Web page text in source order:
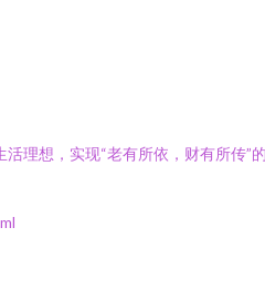
理想，实现“老有所依，财有所传”